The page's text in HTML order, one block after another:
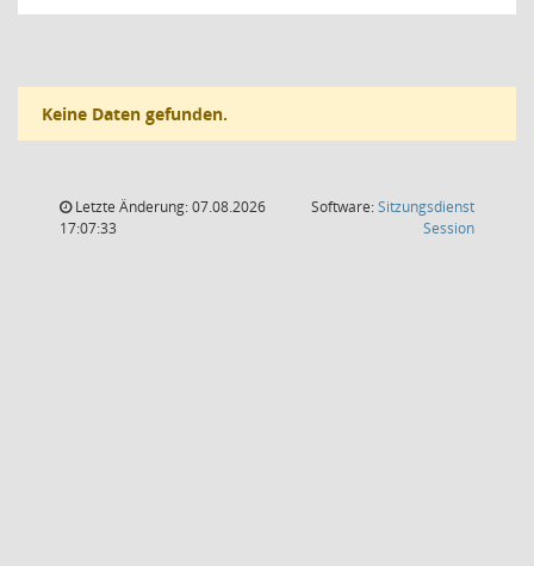
Keine Daten gefunden.
Letzte Änderung: 07.08.2026
17:07:33
Software:Sitzungsdienst
Session(Wird in